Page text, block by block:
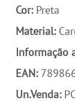
Cor: Preta
Material:
Informação
EAN:
Un.Venda: